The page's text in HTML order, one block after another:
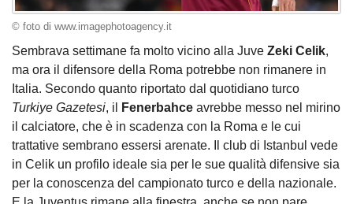
© foto di www.imagephotoagency.it
Sembrava settimane fa molto vicino alla Juve Zeki Celik,
ma ora il difensore della Roma potrebbe non rimanere in
Italia. Secondo quanto riportato dal quotidiano turco
Turkiye Gazetesi, il Fenerbahce avrebbe messo nel mirino
il calciatore, che è in scadenza con la Roma e le cui
trattative sembrano essersi arenate. Il club di Istanbul vede
in Celik un profilo ideale sia per le sue qualità difensive sia
per la conoscenza del campionato turco e della nazionale.